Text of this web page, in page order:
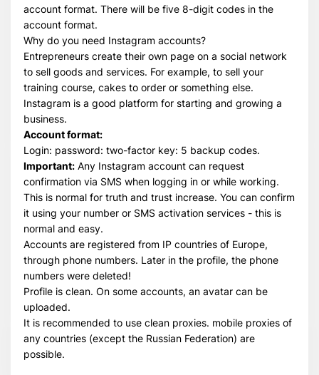
account format. There will be five 8-digit codes in the
account format.
Why do you need Instagram accounts?
Entrepreneurs create their own page on a social network
to sell goods and services. For example, to sell your
training course, cakes to order or something else.
Instagram is a good platform for starting and growing a
business.
Account format:
Login: password: two-factor key: 5 backup codes.
Important: Any Instagram account can request
confirmation via SMS when logging in or while working.
This is normal for truth and trust increase. You can confirm
it using your number or SMS activation services - this is
normal and easy.
Accounts are registered from IP countries of Europe,
through phone numbers. Later in the profile, the phone
numbers were deleted!
Profile is clean. On some accounts, an avatar can be
uploaded.
It is recommended to use clean proxies. mobile proxies of
any countries (except the Russian Federation) are
possible.